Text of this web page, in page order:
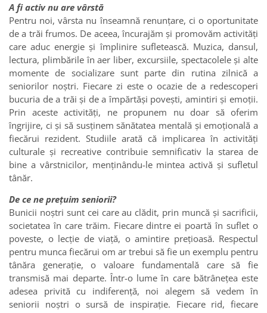
A fi activ nu are vârstă
Pentru noi, vârsta nu înseamnă renunțare, ci o oportunitate
de a trăi frumos. De aceea, încurajăm și promovăm activități
care aduc energie și împlinire sufletească. Muzica, dansul,
lectura, plimbările în aer liber, excursiile, spectacolele și alte
momente de socializare sunt parte din rutina zilnică a
seniorilor noștri. Fiecare zi este o ocazie de a redescoperi
bucuria de a trăi și de a împărtăși povești, amintiri și emoții.
Prin aceste activități, ne propunem nu doar să oferim
îngrijire, ci și să susținem sănătatea mentală și emoțională a
fiecărui rezident. Studiile arată că implicarea în activități
culturale și recreative contribuie semnificativ la starea de
bine a vârstnicilor, menținându-le mintea activă și sufletul
tânăr.
De ce ne prețuim seniorii?
Bunicii noștri sunt cei care au clădit, prin muncă și sacrificii,
societatea în care trăim. Fiecare dintre ei poartă în suflet o
poveste, o lecție de viață, o amintire prețioasă. Respectul
pentru munca fiecărui om ar trebui să fie un exemplu pentru
tânăra generație, o valoare fundamentală care să fie
transmisă mai departe. Într-o lume în care bătrânețea este
adesea privită cu indiferență, noi alegem să vedem în
seniorii noștri o sursă de inspirație. Fiecare rid, fiecare